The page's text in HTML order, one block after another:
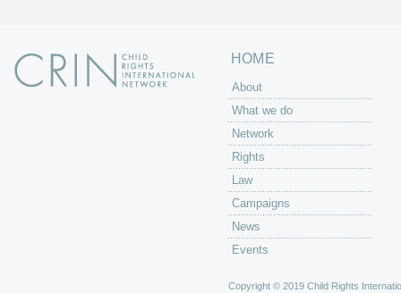
HOME
About
What we do
Network
Rights
Law
Campaigns
News
Events
Copyright © 2019 Child Rights